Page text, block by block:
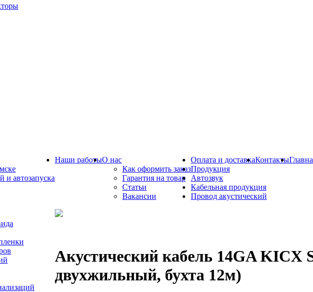
и автозапуска
Наши работыО нас
Как оформить заказ
Гарантия на товар
Статьи
Вакансии
Оплата и доставкаКонтакты
Продукция
Автозвук
Кабельная продукция
Провод акустический
Акустический кабель 14GA KICX
двухжильный, бухта 12м)